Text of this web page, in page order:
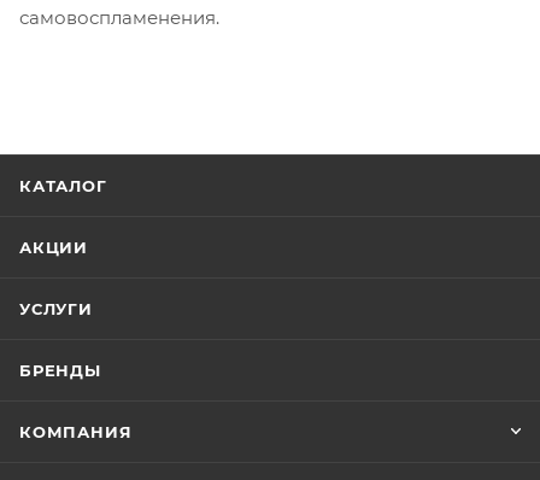
самовоспламенения.
КАТАЛОГ
АКЦИИ
УСЛУГИ
БРЕНДЫ
КОМПАНИЯ